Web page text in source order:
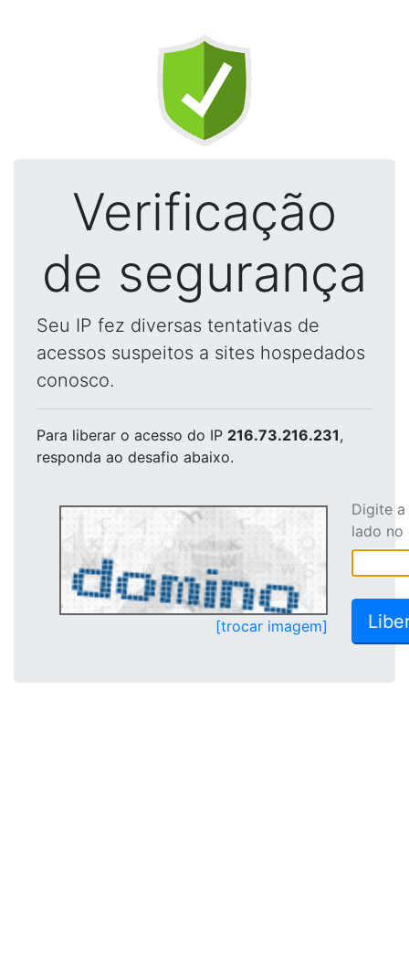
Verificação
de segurança
Seu IP fez diversas tentativas de
acessos suspeitos a sites hospedados
conosco.
Para liberar o acesso do IP 216.73.216.231,
responda ao desafio abaixo.
[trocar imagem]
Digite
lado no